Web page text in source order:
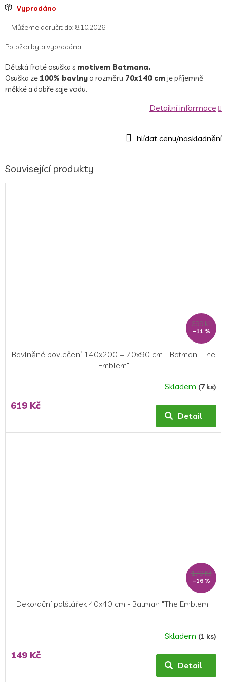
Měrná
cena:
Vyprodáno
Můžeme doručit do: 8.10.2026
Položka byla vyprodána…
Dětská froté osuška s motivem Batmana.
Osuška ze100% bavlny o rozměru 70x140 cm je příjemně
měkké a dobře saje vodu.
Detailní informace
Související produkty
699 Kč
–11 %
Bavlněné povlečení 140x200 + 70x90 cm - Batman "The
Emblem"
hodnocení
produktu
4,0
Skladem (7 ks)
619 Kč
Detail
179 Kč
–16 %
Dekorační polštářek 40x40 cm - Batman "The Emblem"
Skladem (1 ks)
149 Kč
Detail